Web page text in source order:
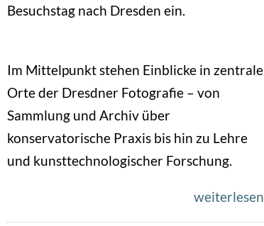
Besuchstag nach Dresden ein.
Im Mittelpunkt stehen Einblicke in zentrale
Orte der Dresdner Fotografie – von
Sammlung und Archiv über
konservatorische Praxis bis hin zu Lehre
und kunsttechnologischer Forschung.
weiterlesen